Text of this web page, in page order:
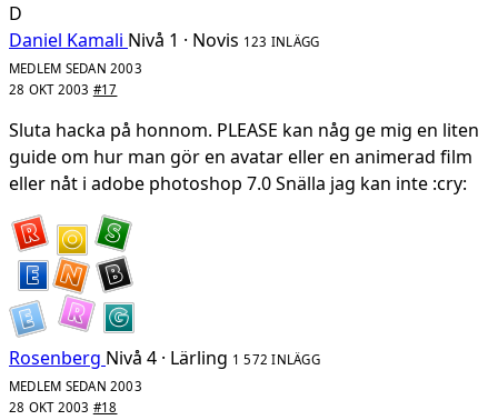
D
Daniel Kamali Nivå 1 · Novis 123 INLÄGG
MEDLEM SEDAN 2003
28 OKT 2003 #17
Sluta hacka på honnom. PLEASE kan någ ge mig en liten
guide om hur man gör en avatar eller en animerad film
eller nåt i adobe photoshop 7.0 Snälla jag kan inte :cry:
Rosenberg Nivå 4 · Lärling 1 572 INLÄGG
MEDLEM SEDAN 2003
28 OKT 2003 #18